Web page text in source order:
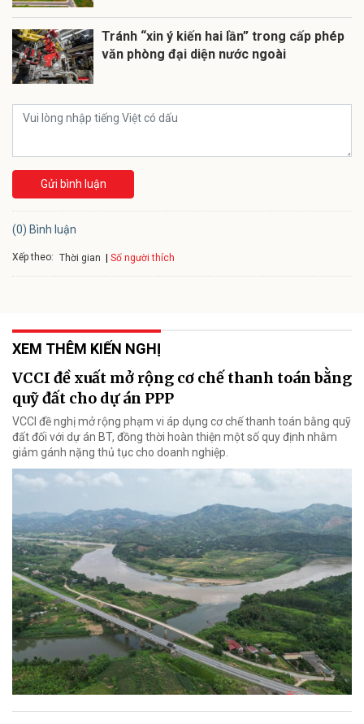
Tránh “xin ý kiến hai lần” trong cấp phép
văn phòng đại diện nước ngoài
Gửi bình luận
(0) Bình luận
Xếp theo: Thời gian Số người thích
XEM THÊM KIẾN NGHỊ
VCCI đề xuất mở rộng cơ chế thanh toán bằng
quỹ đất cho dự án PPP
VCCI đề nghị mở rộng phạm vi áp dụng cơ chế thanh toán bằng quỹ
đất đối với dự án BT, đồng thời hoàn thiện một số quy định nhằm
giảm gánh nặng thủ tục cho doanh nghiệp.